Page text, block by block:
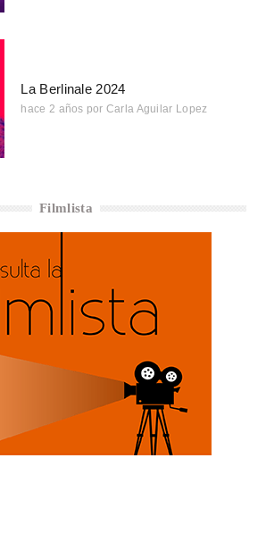
La Berlinale 2024
hace 2 años por Carla Aguilar Lopez
Filmlista